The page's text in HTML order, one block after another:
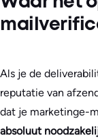
Als je de
reputatie van
dat je marketinge-
absoluut